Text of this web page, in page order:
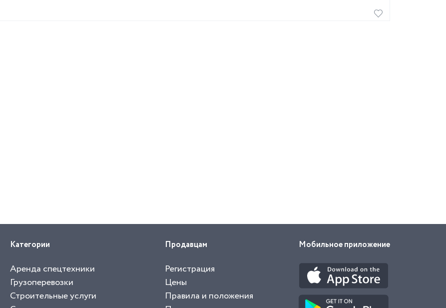
Категории
Аренда спецтехники
Грузоперевозки
Строительные услуги
Продавцам
Регистрация
Цены
Правила и положения
Мобильное приложение